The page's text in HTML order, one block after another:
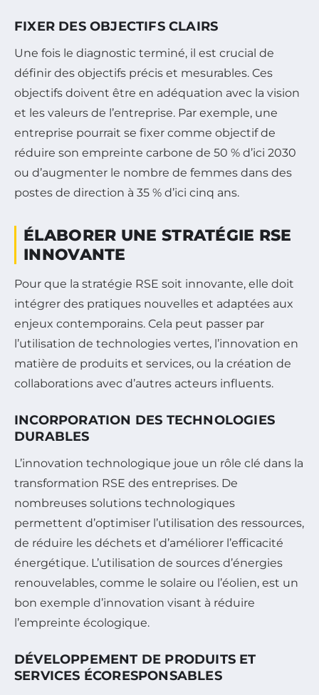
FIXER DES OBJECTIFS CLAIRS
Une fois le diagnostic terminé, il est crucial de
définir des objectifs précis et mesurables. Ces
objectifs doivent être en adéquation avec la vision
et les valeurs de l’entreprise. Par exemple, une
entreprise pourrait se fixer comme objectif de
réduire son empreinte carbone de 50 % d’ici 2030
ou d’augmenter le nombre de femmes dans des
postes de direction à 35 % d’ici cinq ans.
ÉLABORER UNE STRATÉGIE RSE
INNOVANTE
Pour que la stratégie RSE soit innovante, elle doit
intégrer des pratiques nouvelles et adaptées aux
enjeux contemporains. Cela peut passer par
l’utilisation de technologies vertes, l’innovation en
matière de produits et services, ou la création de
collaborations avec d’autres acteurs influents.
INCORPORATION DES TECHNOLOGIES
DURABLES
L’innovation technologique joue un rôle clé dans la
transformation RSE des entreprises. De
nombreuses solutions technologiques
permettent d’optimiser l’utilisation des ressources,
de réduire les déchets et d’améliorer l’efficacité
énergétique. L’utilisation de sources d’énergies
renouvelables, comme le solaire ou l’éolien, est un
bon exemple d’innovation visant à réduire
l’empreinte écologique.
DÉVELOPPEMENT DE PRODUITS ET
SERVICES ÉCORESPONSABLES